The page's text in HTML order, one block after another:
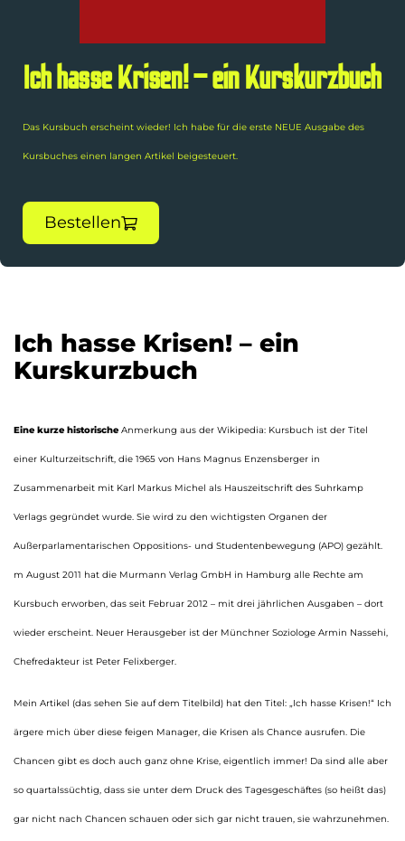
Ich hasse Krisen! – ein Kurskurzbuch
Das Kursbuch erscheint wieder! Ich habe für die erste NEUE Ausgabe des
Kursbuches einen langen Artikel beigesteuert.
Bestellen
Ich hasse Krisen! – ein
Kurskurzbuch
Eine kurze historischeAnmerkung aus der Wikipedia: Kursbuch ist der Titel
einer Kulturzeitschrift, die 1965 von Hans Magnus Enzensberger in
Zusammenarbeit mit Karl Markus Michel als Hauszeitschrift des Suhrkamp
Verlags gegründet wurde. Sie wird zu den wichtigsten Organen der
Außerparlamentarischen Oppositions- und Studentenbewegung (APO) gezählt.
m August 2011 hat die Murmann Verlag GmbH in Hamburg alle Rechte am
Kursbuch erworben, das seit Februar 2012 – mit drei jährlichen Ausgaben – dort
wieder erscheint. Neuer Herausgeber ist der Münchner Soziologe Armin Nassehi,
Chefredakteur ist Peter Felixberger.
Mein Artikel (das sehen Sie auf dem Titelbild) hat den Titel: „Ich hasse Krisen!“ Ich
ärgere mich über diese feigen Manager, die Krisen als Chance ausrufen. Die
Chancen gibt es doch auch ganz ohne Krise, eigentlich immer! Da sind alle aber
so quartalssüchtig, dass sie unter dem Druck des Tagesgeschäftes (so heißt das)
gar nicht nach Chancen schauen oder sich gar nicht trauen, sie wahrzunehmen.